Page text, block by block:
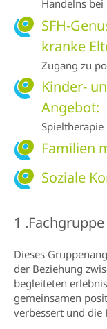
Handelns bei
SFH-
kranke
Zugang zu
Kinder-
Angebot:
Spieltherapie
Familien
Soziale
1
Dieses
der Beziehung
begleiteten
gemeinsamen
verbessert und die